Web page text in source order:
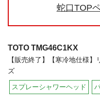
蛇口TOP
TOTO TMG46C1KX
【販売終了】【寒冷地仕様
ズ
スプレーシャワーヘッド